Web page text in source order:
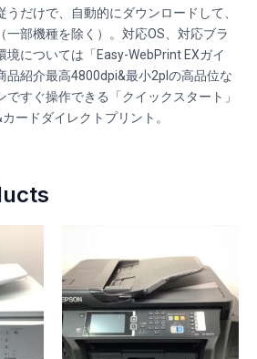
うだけで、自動的にダウンロードして、
一部機種を除く）。対応OS、対応ブラ
境については「Easy-WebPrint EXガイ
品紹介最高4800dpi&最小2plの高品位な
すぐ操作できる「クイックスタート」
ードダイレクトプリント。